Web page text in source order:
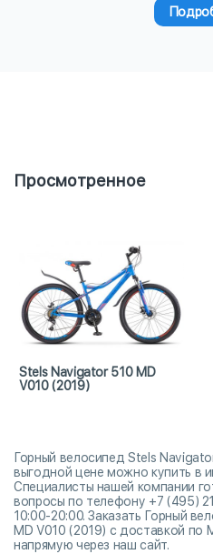
Просмотренное
Stels Navigator 510 MD
V010 (2019)
Горный велосипед Stels
выгодной цене можно купить в
Специалисты нашей компании
вопросы по телефону +7 (495)
10:00-20:00. Заказать Горный
MD V010 (2019) с доставкой
напрямую через наш сайт.